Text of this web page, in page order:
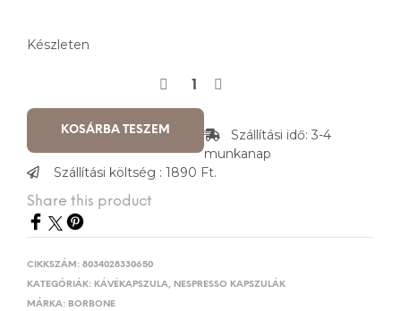
Készleten
KOSÁRBA TESZEM
Szállítási idő: 3-4
munkanap
Szállítási költség : 1890 Ft.
Share this product
CIKKSZÁM: 8034028330650
KATEGÓRIÁK: KÁVÉKAPSZULA, NESPRESSO KAPSZULÁK
MÁRKA: BORBONE